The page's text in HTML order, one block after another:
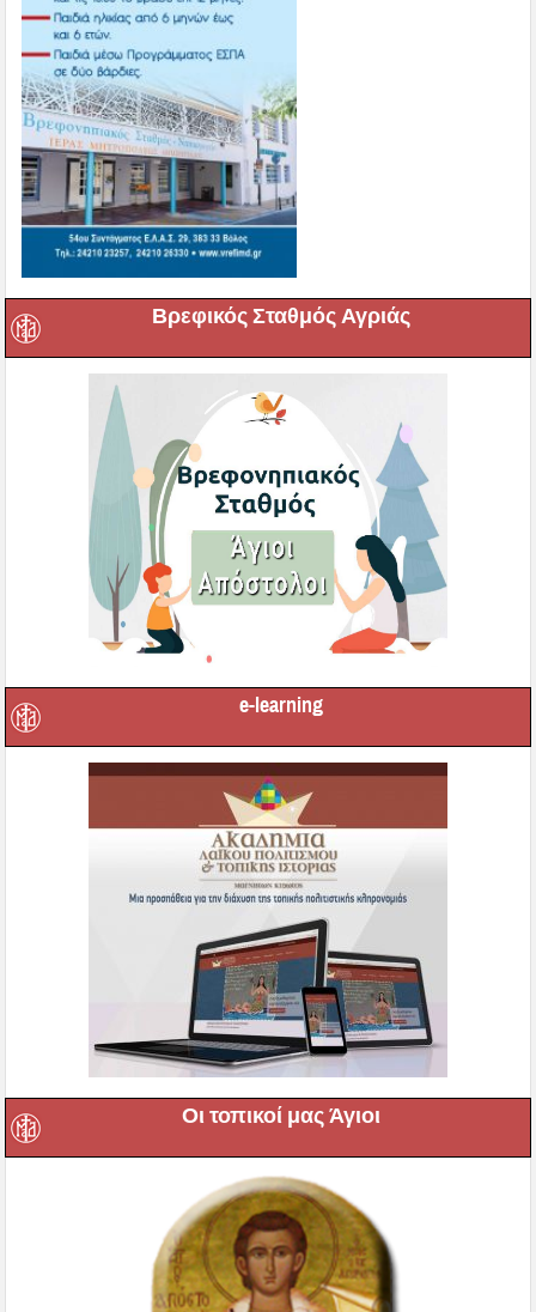
Βρεφικός Σταθμός Αγριάς
e-learning
Οι τοπικοί μας Άγιοι